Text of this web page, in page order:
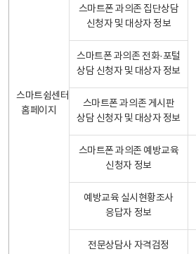
스마트쉼센터
홈페이지
스마트폰 과의존 집단상담
신청자 및 대상자 정보
스마트폰 과의존 전화·포털
상담 신청자 및 대상자 정보
스마트폰 과의존 게시판
상담 신청자 및 대상자 정보
스마트폰 과의존 예방교육
신청자 정보
예방교육 실시현황조사
응답자 정보
전문상담사 자격검정